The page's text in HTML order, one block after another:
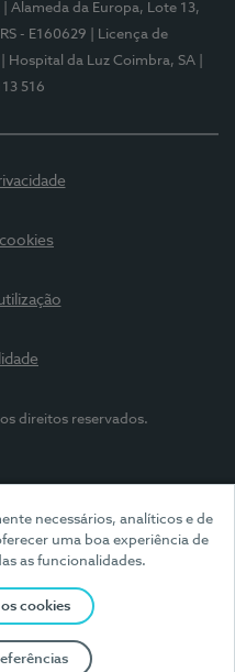
necessários, analíticos e de
uma boa experiência de
as funcionalidades.
cookies
| Alameda da Europa, Lote 13,
- E160629
| Licença de
| Hospital da Luz Coimbra, SA
516
direitos reservados.